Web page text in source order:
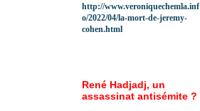
http://www.veroniquechemla.inf
o/2022/04/la-mort-de-jeremy-
cohen.html
René Hadjadj, un
assassinat antisémite ?